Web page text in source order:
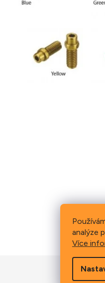
analýze
Více